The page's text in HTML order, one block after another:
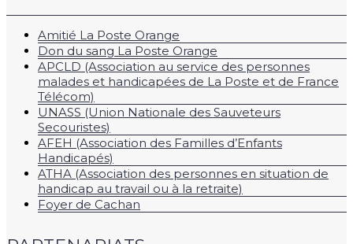
Amitié La Poste Orange
Don du sang La Poste Orange
APCLD (Association au service des personnes
malades et handicapées de La Poste et de France
Télécom)
UNASS (Union Nationale des Sauveteurs
Secouristes)
AFEH (Association des Familles d’Enfants
Handicapés)
ATHA (Association des personnes en situation de
handicap au travail ou à la retraite)
Foyer de Cachan